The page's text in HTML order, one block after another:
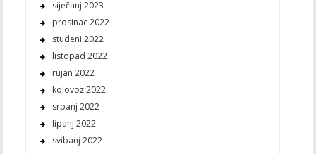
siječanj 2023
prosinac 2022
studeni 2022
listopad 2022
rujan 2022
kolovoz 2022
srpanj 2022
lipanj 2022
svibanj 2022